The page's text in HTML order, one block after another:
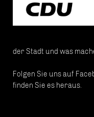
der Stadt und was
Folgen Sie uns auf
finden Sie es heraus.